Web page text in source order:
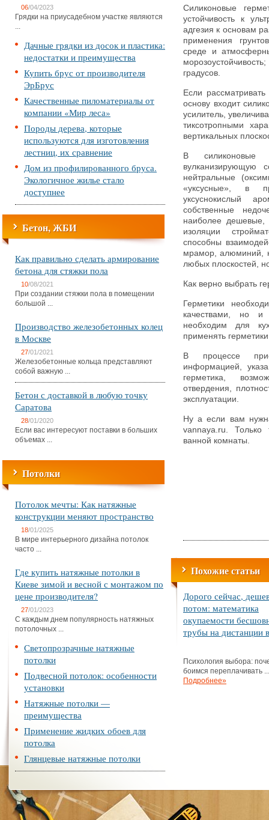
06/04/2023
Грядки на приусадебном участке являются
...
Дачные грядки из досок и пластика:
недостатки и преимущества
Купить брус от производителя
ЭрБрус
Качественные пиломатериалы от
компании «Мир леса»
Породы дерева, которые
используются для изготовления
лестниц, их сравнение
Дом из профилированного бруса.
Экологичное жилье стало
доступнее
Бетон, ЖБИ
Как правильно сделать армирование
бетона для стяжки пола
10/08/2021
При создании стяжки пола в помещении
большой ...
Производство железобетонных колец
в Москве
27/01/2021
Железобетонные кольца представляют
собой важную ...
Бетон с доставкой в любую точку
Саратова
28/01/2020
Если вас интересуют поставки в больших
объемах ...
Потолки
Потолок мечты: Как натяжные
конструкции меняют пространство
18/01/2025
В мире интерьерного дизайна потолок
часто ...
Где купить натяжные потолки в
Киеве зимой и весной с монтажом по
цене производителя?
27/01/2023
С каждым днем популярность натяжных
потолочных ...
Светопрозрачные натяжные
потолки
Подвесной потолок: особенности
установки
Натяжные потолки —
преимущества
Применение жидких обоев для
потолка
Глянцевые натяжные потолки
Силиконовые
устойчивость к
адгезия к основам
применения
среде и
градусов.
Если
основу входит
усилитель,
тиксотропными
вертикальных
В силиконовые
вулканизирующую
нейтральные
«уксусные», в
уксуснокислый
собственные
наиболее
изоляции
способны
мрамор, алюминий,
любых плоскостей,
Как верно выбрать
Герметики
качествами, но и
необходим для
применять
В процессе
информацией,
герметика,
отвердения,
эксплуатации.
Ну а если вам
vannaya.ru.
ванной комнаты.
Похожие статьи
Дорого сейчас,
потом: математика
окупаемости
трубы на дистанции
Психология выбора:
боимся переплачивать ...
Подробнее»